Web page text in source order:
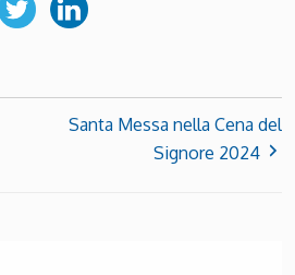
Santa Messa nella Cena del
Signore 2024